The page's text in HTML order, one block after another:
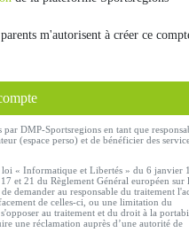
m'autorisent à créer ce
DMP-Sportsregions en tant que
(espace perso) et de bénéficier des
loi « Informatique et Libertés » du 6 janvier
et 21 du Règlement Général européen sur
demander au responsable du traitement
de celles-ci, ou une limitation du
au traitement et du droit à la
une réclamation auprès d’une autorité de